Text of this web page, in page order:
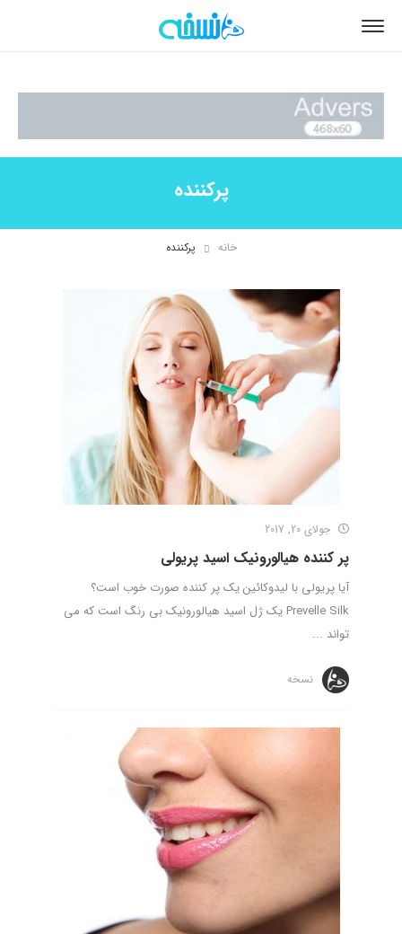
پرکننده
خانه پرکننده
جولای 20, 2017
پر کننده هیالورونیک اسید پریولی
آیا پریولی با لیدوکائین یک پر کننده صورت خوب است؟
Prevelle Silk یک ژل اسید هیالورونیک بی رنگ است که می
تواند ...
نسخه